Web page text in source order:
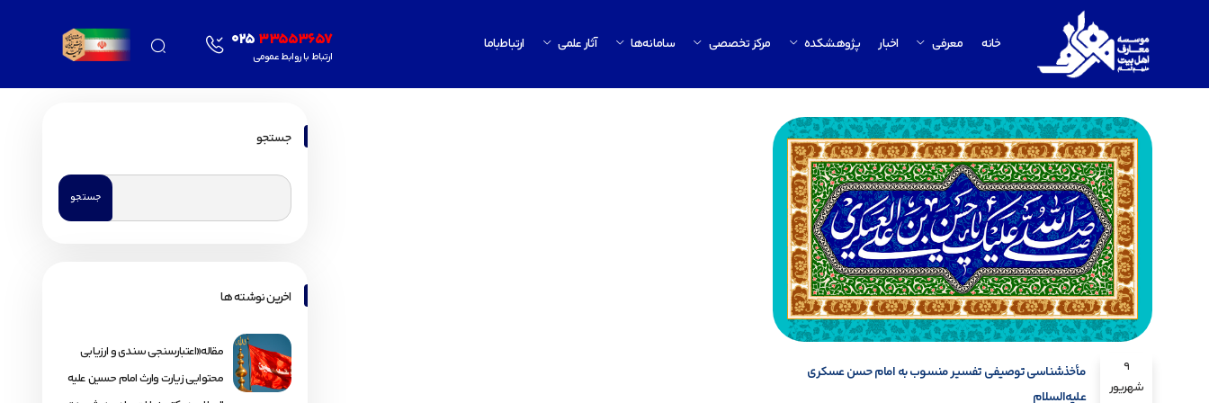
خانه معرفی اخبار پژوهشکده مرکز تخصصی سامانه‌ها آثار علمی ارتباط‌باما 02533553657
ارتباط با روابط عمومی
9
شهریور
مأخذشناسی توصیفی تفسیر منسوب به امام حسن عسکری
علیه‌السلام
جستجو
اخرین نوشته ها
مقاله«اعتبارسنجی سندی و ارزیابی
محتوایی زیارت وارث امام حسین علیه